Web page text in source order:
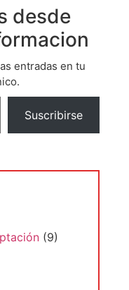
desde
entradas en tu
Suscribirse
(9)